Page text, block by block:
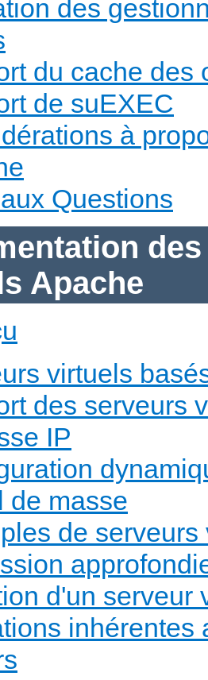
des
du cache des
de suEXEC
à
Questions
Apache
virtuels
des serveurs
IP
de masse
de serveurs
d'un serveur
inhérentes